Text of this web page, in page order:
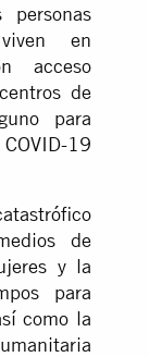
en
acceso
de
para
19
de
y la
para
como la